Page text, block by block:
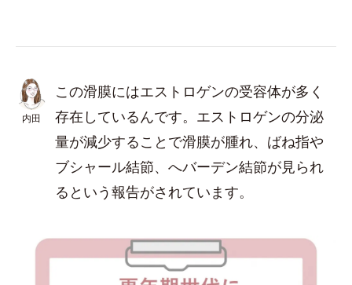
内田
この滑膜にはエストロゲンの受容体が多く
存在しているんです。エストロゲンの分泌
量が減少することで滑膜が腫れ、ばね指や
ブシャール結節、へバーデン結節が見られ
るという報告がされています。